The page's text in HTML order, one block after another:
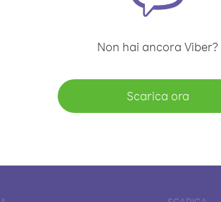
Non hai ancora Viber?
Scarica ora